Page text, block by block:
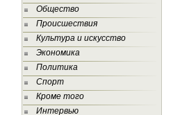
Общество
Происшествия
Культура и искусство
Экономика
Политика
Спорт
Кроме того
Интервью